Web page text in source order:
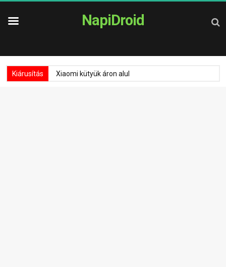
NapiDroid
Kiárusítás Xiaomi kütyük áron alul